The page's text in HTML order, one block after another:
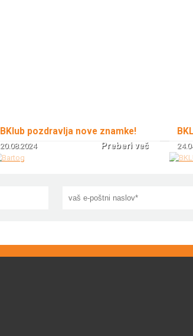
BKlub pozdravlja nove znamke!
20.08.2024 Preberi več